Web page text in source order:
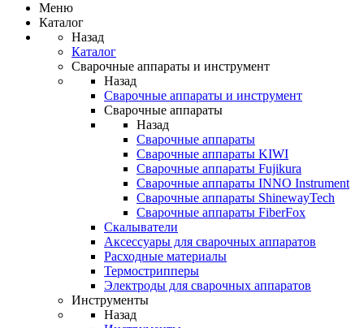
Меню
Каталог
Назад
Каталог
Сварочные аппараты и инструмент
Назад
Сварочные аппараты и инструмент
Сварочные аппараты
Назад
Сварочные аппараты
Сварочные аппараты KIWI
Сварочные аппараты Fujikura
Сварочные аппараты INNO Instrument
Сварочные аппараты ShinewayTech
Cварочные аппараты FiberFox
Скалыватели
Аксессуары для сварочных аппаратов
Расходные материалы
Термострипперы
Электроды для сварочных аппаратов
Инструменты
Назад